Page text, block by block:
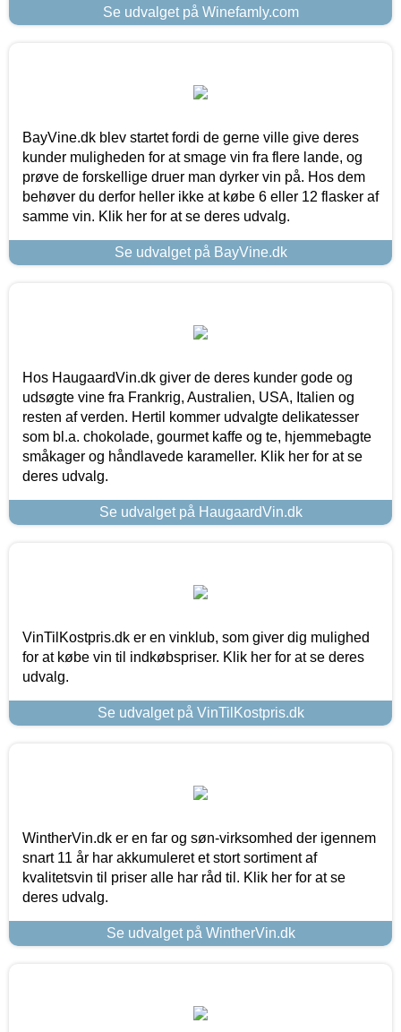
Se udvalget på Winefamly.com
BayVine.dk blev startet fordi de gerne ville give deres
kunder muligheden for at smage vin fra flere lande, og
prøve de forskellige druer man dyrker vin på. Hos dem
behøver du derfor heller ikke at købe 6 eller 12 flasker af
samme vin. Klik her for at se deres udvalg.
Se udvalget på BayVine.dk
Hos HaugaardVin.dk giver de deres kunder gode og
udsøgte vine fra Frankrig, Australien, USA, Italien og
resten af verden. Hertil kommer udvalgte delikatesser
som bl.a. chokolade, gourmet kaffe og te, hjemmebagte
småkager og håndlavede karameller. Klik her for at se
deres udvalg.
Se udvalget på HaugaardVin.dk
VinTilKostpris.dk er en vinklub, som giver dig mulighed
for at købe vin til indkøbspriser. Klik her for at se deres
udvalg.
Se udvalget på VinTilKostpris.dk
WintherVin.dk er en far og søn-virksomhed der igennem
snart 11 år har akkumuleret et stort sortiment af
kvalitetsvin til priser alle har råd til. Klik her for at se
deres udvalg.
Se udvalget på WintherVin.dk